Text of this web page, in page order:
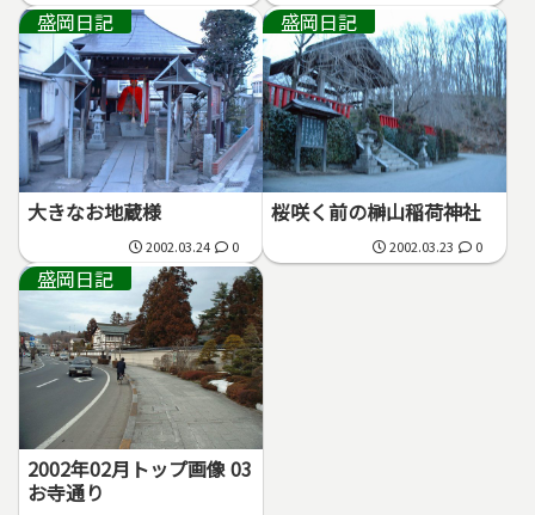
盛岡日記
大きなお地蔵様
2002.03.24 0
盛岡日記
桜咲く前の榊山稲荷神社
2002.03.23 0
盛岡日記
2002年02月トップ画像 03
お寺通り